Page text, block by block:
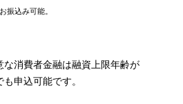
振込み可能。
な消費者金融は融資上限年齢が
申込可能です。